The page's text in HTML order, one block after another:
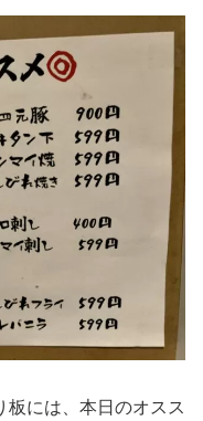
板には、本日のオスス